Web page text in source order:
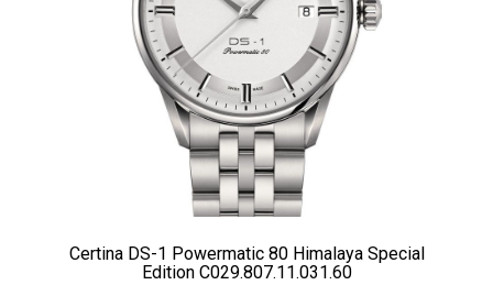
Certina DS-1 Powermatic 80 Himalaya Special
Edition C029.807.11.031.60